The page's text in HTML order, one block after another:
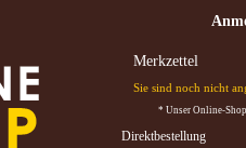
Merkzettel
Sie sind noch nicht
* Unser Online-
Direktbestellung